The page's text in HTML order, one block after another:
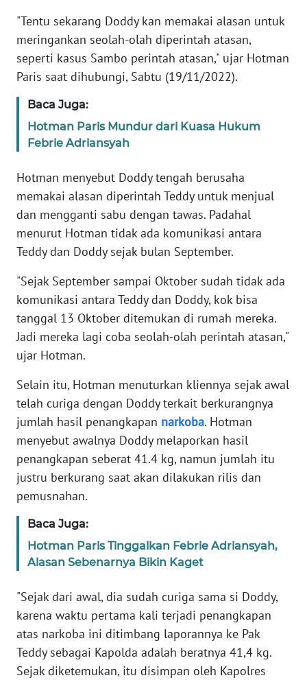
"Tentu sekarang Doddy kan memakai alasan untuk
meringankan seolah-olah diperintah atasan,
seperti kasus Sambo perintah atasan," ujar Hotman
Paris saat dihubungi, Sabtu (19/11/2022).
Baca Juga:
Hotman Paris Mundur dari Kuasa Hukum
Febrie Adriansyah
Hotman menyebut Doddy tengah berusaha
memakai alasan diperintah Teddy untuk menjual
dan mengganti sabu dengan tawas. Padahal
menurut Hotman tidak ada komunikasi antara
Teddy dan Doddy sejak bulan September.
"Sejak September sampai Oktober sudah tidak ada
komunikasi antara Teddy dan Doddy, kok bisa
tanggal 13 Oktober ditemukan di rumah mereka.
Jadi mereka lagi coba seolah-olah perintah atasan,"
ujar Hotman.
Selain itu, Hotman menuturkan kliennya sejak awal
telah curiga dengan Doddy terkait berkurangnya
jumlah hasil penangkapan narkoba. Hotman
menyebut awalnya Doddy melaporkan hasil
penangkapan seberat 41.4 kg, namun jumlah itu
justru berkurang saat akan dilakukan rilis dan
pemusnahan.
Baca Juga:
Hotman Paris Tinggalkan Febrie Adriansyah,
Alasan Sebenarnya Bikin Kaget
"Sejak dari awal, dia sudah curiga sama si Doddy,
karena waktu pertama kali terjadi penangkapan
atas narkoba ini ditimbang laporannya ke Pak
Teddy sebagai Kapolda adalah beratnya 41,4 kg.
Sejak diketemukan, itu disimpan oleh Kapolres
BERITA
KONTAK
KAMI
INFO
PEDOMAN
MEDIA
SIBER
KARIR
DISCLAIMER
Wahana
News
Regional
WN
SUMUT
WN
JABAR
WN
BANTEN
NTT